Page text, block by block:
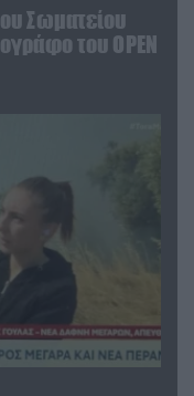
Σωματείου
του OPEN